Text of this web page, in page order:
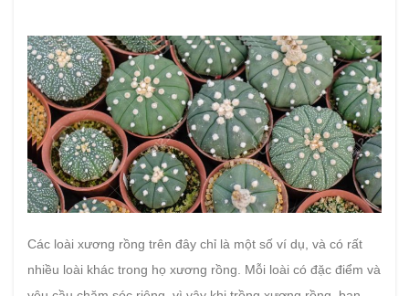
Các loài xương rồng trên đây chỉ là một số ví dụ, và có rất
nhiều loài khác trong họ xương rồng. Mỗi loài có đặc điểm và